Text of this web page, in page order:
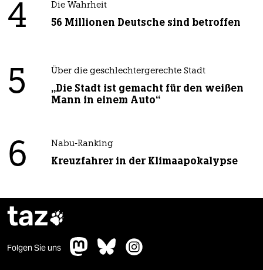
4 Die Wahrheit
56 Millionen Deutsche sind betroffen
5 Über die geschlechtergerechte Stadt
„Die Stadt ist gemacht für den weißen
Mann in einem Auto“
6 Nabu-Ranking
Kreuzfahrer in der Klimaapokalypse
taz
Folgen Sie uns